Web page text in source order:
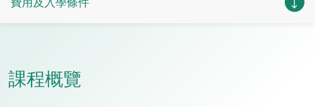
課程概覽